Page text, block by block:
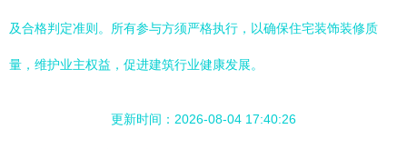
及合格判定准则。所有参与方须严格执行，以确保住宅装饰装修质
量，维护业主权益，促进建筑行业健康发展。
更新时间：2026-08-04 17:40:26